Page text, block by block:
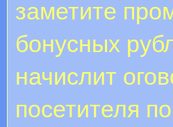
заметите
бонусных
начислит
посетителя